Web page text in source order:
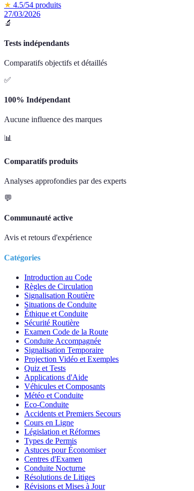
★ 4.5/54 produits
27/03/2026
🔬
Tests indépendants
Comparatifs objectifs et détaillés
✅
100% Indépendant
Aucune influence des marques
📊
Comparatifs produits
Analyses approfondies par des experts
💬
Communauté active
Avis et retours d'expérience
Catégories
Introduction au Code
Règles de Circulation
Signalisation Routière
Situations de Conduite
Éthique et Conduite
Sécurité Routière
Examen Code de la Route
Conduite Accompagnée
Signalisation Temporaire
Projection Vidéo et Exemples
Quiz et Tests
Applications d'Aide
Véhicules et Composants
Météo et Conduite
Eco-Conduite
Accidents et Premiers Secours
Cours en Ligne
Législation et Réformes
Types de Permis
Astuces pour Économiser
Centres d'Examen
Conduite Nocturne
Résolutions de Litiges
Révisions et Mises à Jour